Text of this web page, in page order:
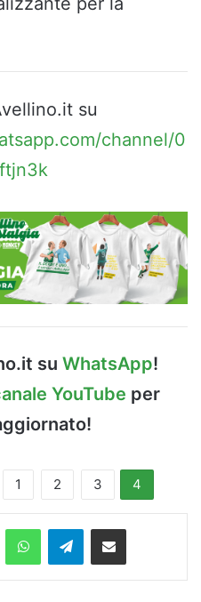
su
channel/0
su WhatsApp!
YouTube per
1 2 3 4
WhatsAppTelegramCondividi via Email